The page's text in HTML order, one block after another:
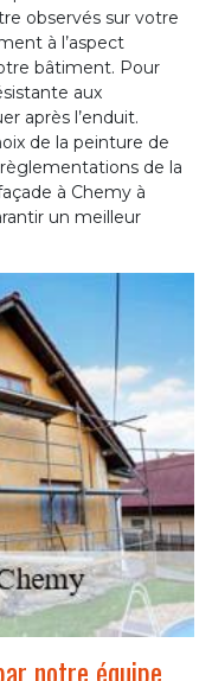
observés sur votre
à l’aspect
bâtiment. Pour
aux
après l’enduit.
de la peinture de
de la
à Chemy à
un meilleur
notre équipe